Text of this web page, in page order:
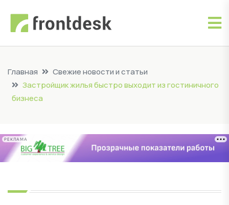
Главная
Свежие новости и статьи
Застройщик жилья быстро выходит из гостиничного
бизнеса
РЕКЛАМА